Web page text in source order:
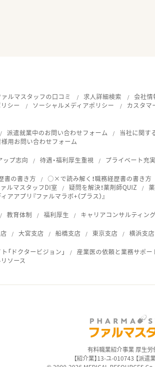
ァルマスタッフの口コミ 求人詳細検索 会社情
シー
ソーシャルメディアポリシー カスタマ
派遣就業中のお問い合わせフォーム 当社に関す
用お問い合わせフォーム
ップ志向 待遇・福利厚生重視 プライベート充実
書の書き方 ○×で読み解く！職務経歴書の書き方
ルマスタッフDI室 疑問を解決！薬剤師QUIZ
アプリ『ファルマラボ+（プラス）』
教育体制 福利厚生 キャリアコンサルティング
大宮支店 船橋支店 東京支店 横浜支店
「ドクタービジョン」 産業医の依頼と業務サポー
ソース
有料職業紹介事業 厚生労
【紹介業】13-ユ-010743 【派遣